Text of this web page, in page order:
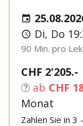
Di, Do
90 Min. pro
CHF 2'205.-
ab CHF
Monat
Zahlen Sie in